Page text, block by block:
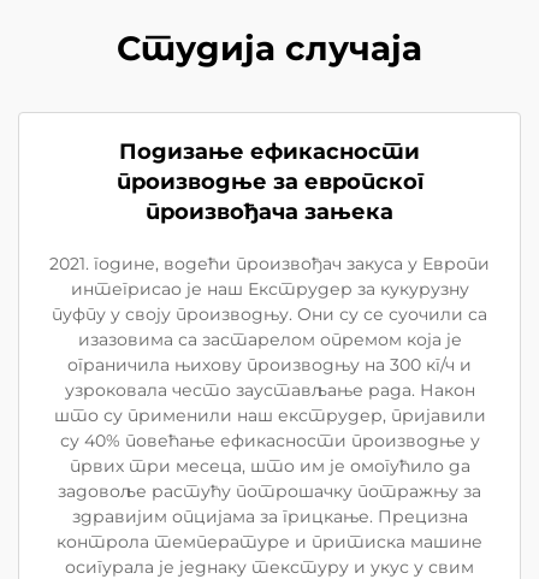
Студија случаја
Подизање ефикасности
производње за европског
произвођача зањека
2021. године, водећи произвођач закуса у Европи
интегрисао је наш Екструдер за кукурузну
пуфпу у своју производњу. Они су се суочили са
изазовима са застарелом опремом која је
ограничила њихову производњу на 300 кг/ч и
узроковала често заустављање рада. Након
што су применили наш екструдер, пријавили
су 40% повећање ефикасности производње у
првих три месеца, што им је омогућило да
задовоље растућу потрошачку потражњу за
здравијим опцијама за грицкање. Прецизна
контрола температуре и притиска машине
осигурала је једнаку текстуру и укус у свим